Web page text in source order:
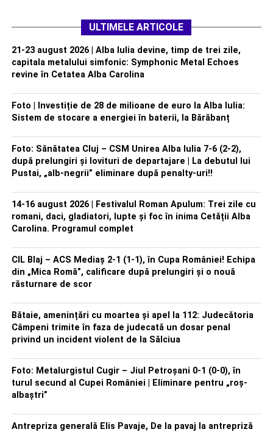
ULTIMELE ARTICOLE
21-23 august 2026 | Alba Iulia devine, timp de trei zile,
capitala metalului simfonic: Symphonic Metal Echoes
revine în Cetatea Alba Carolina
Foto | Investiție de 28 de milioane de euro la Alba Iulia:
Sistem de stocare a energiei în baterii, la Bărăbanț
Foto: Sănătatea Cluj – CSM Unirea Alba Iulia 7-6 (2-2),
după prelungiri și lovituri de departajare | La debutul lui
Pustai, „alb-negrii” eliminare după penalty-uri!!
14-16 august 2026 | Festivalul Roman Apulum: Trei zile cu
romani, daci, gladiatori, lupte și foc în inima Cetății Alba
Carolina. Programul complet
CIL Blaj – ACS Mediaș 2-1 (1-1), în Cupa României! Echipa
din „Mica Romă”, calificare după prelungiri și o nouă
răsturnare de scor
Bătaie, amenințări cu moartea și apel la 112: Judecătoria
Câmpeni trimite în faza de judecată un dosar penal
privind un incident violent de la Sălciua
Foto: Metalurgistul Cugir – Jiul Petroșani 0-1 (0-0), în
turul secund al Cupei României | Eliminare pentru „roș-
albaștri”
Antrepriza generală Elis Pavaje, De la pavaj la antrepriză